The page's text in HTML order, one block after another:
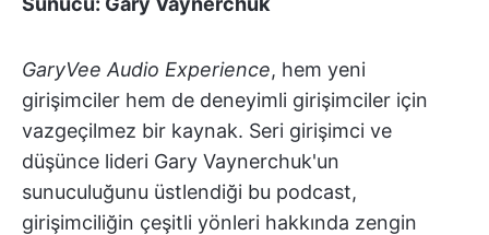
GaryVee Audio Experience, hem yeni
girişimciler hem de deneyimli girişimciler için
vazgeçilmez bir kaynak. Seri girişimci ve
düşünce lideri Gary Vaynerchuk'un
sunuculuğunu üstlendiği bu podcast,
girişimciliğin çeşitli yönleri hakkında zengin